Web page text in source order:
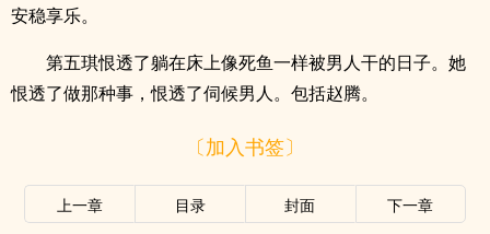
安稳享乐。
第五琪恨透了躺在床上像死鱼一样被男人干的日子。她
恨透了做那种事，恨透了伺候男人。包括赵腾。
〔加入书签〕
上一章 目录 封面 下一章